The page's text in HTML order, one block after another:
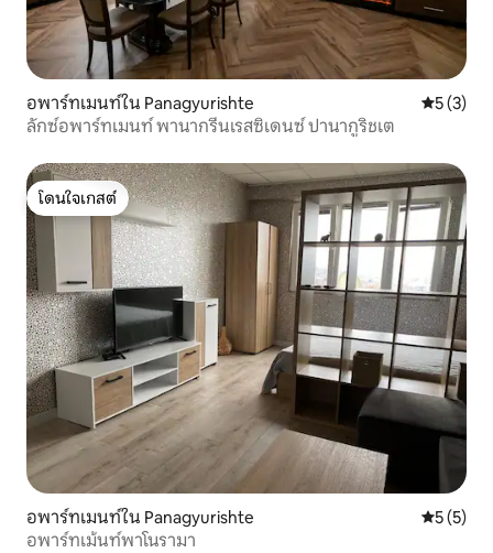
อพาร์ทเมนท์ใน Panagyurishte คะแนนเฉ
5 (3)
ลักซ์อพาร์ทเมนท์ พานากรีนเรสซิเดนซ์ ปานากูริชเต
โดนใจเกสต์
โดนใจเกสต์
อพาร์ทเมนท์ใน Panagyurishte คะแนนเฉ
5 (5)
อพาร์ทเม้นท์พาโนรามา